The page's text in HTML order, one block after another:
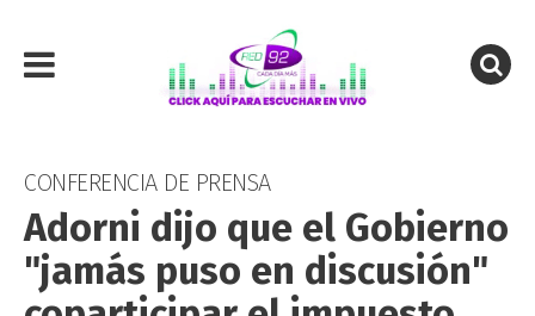
CONFERENCIA DE PRENSA
Adorni dijo que el Gobierno
"jamás puso en discusión"